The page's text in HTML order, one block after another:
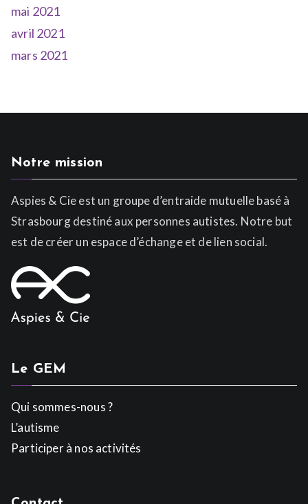
mai 2021
avril 2021
mars 2021
Notre mission
Aspies & Cie est un groupe d’entraide mutuelle basé à
Strasbourg destiné aux personnes autistes. Notre but
est de créer un espace d’échange et de lien social.
Le GEM
Qui sommes-nous ?
L’autisme
Participer à nos activités